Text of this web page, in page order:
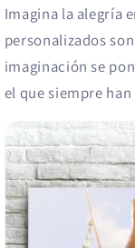
Imagina la alegría
personalizados
imaginación se
el que siempre